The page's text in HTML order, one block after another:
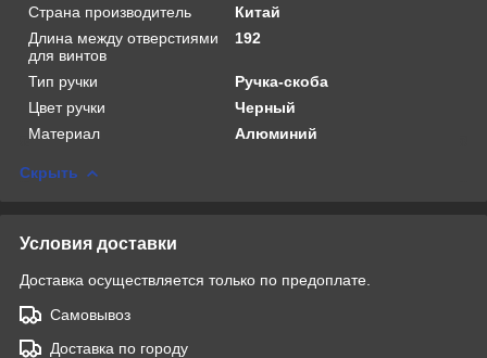
Страна производитель
Китай
Длина между отверстиями
для винтов
192
Тип ручки
Ручка-скоба
Цвет ручки
Черный
Материал
Алюминий
Скрыть
Условия доставки
Доставка осуществляется только по предоплате.
Самовывоз
Доставка по городу